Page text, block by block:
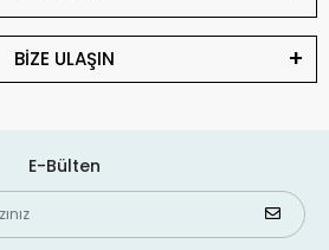
BİZE ULAŞIN
E-Bülten